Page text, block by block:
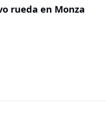
rueda en Monza